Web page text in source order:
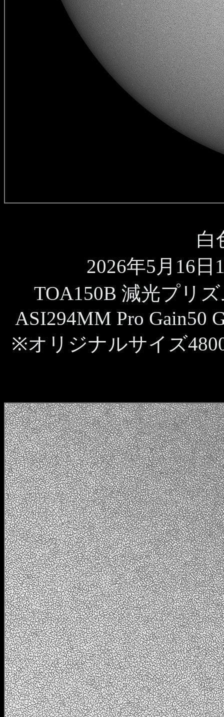
白
2026年5月16
TOA150B 減光プリ
ASI294MM Pro Gain50
※オリジナルサイズ